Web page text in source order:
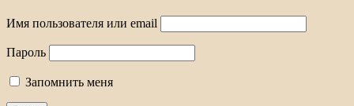
Имя пользователя или email
Пароль
Запомнить меня